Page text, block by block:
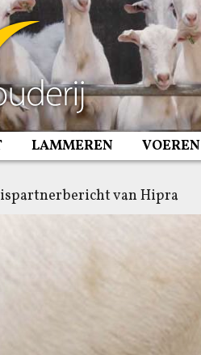
LAMMEREN VOEREN
van Hipra